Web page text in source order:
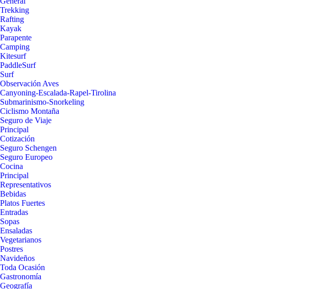
Trekking
Rafting
Kayak
Parapente
Camping
Kitesurf
PaddleSurf
Surf
Observación Aves
Canyoning-Escalada-Rapel-Tirolina
Submarinismo-Snorkeling
Ciclismo Montaña
Seguro de Viaje
Principal
Cotización
Seguro Schengen
Seguro Europeo
Cocina
Principal
Representativos
Bebidas
Platos Fuertes
Entradas
Sopas
Ensaladas
Vegetarianos
Postres
Navideños
Toda Ocasión
Gastronomía
Geografía